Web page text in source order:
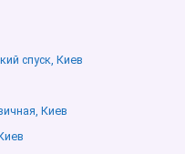
спуск, Киев
Киев